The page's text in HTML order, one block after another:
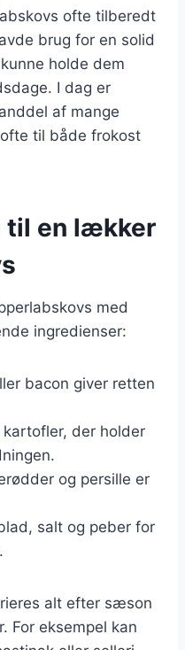
ofte tilberedt
brug for en solid
holde dem
I dag er
af mange
til både frokost
til en lækker
med
ingredienser:
bacon giver retten
der holder
og persille er
salt og peber for
alt efter sæson
For eksempel kan